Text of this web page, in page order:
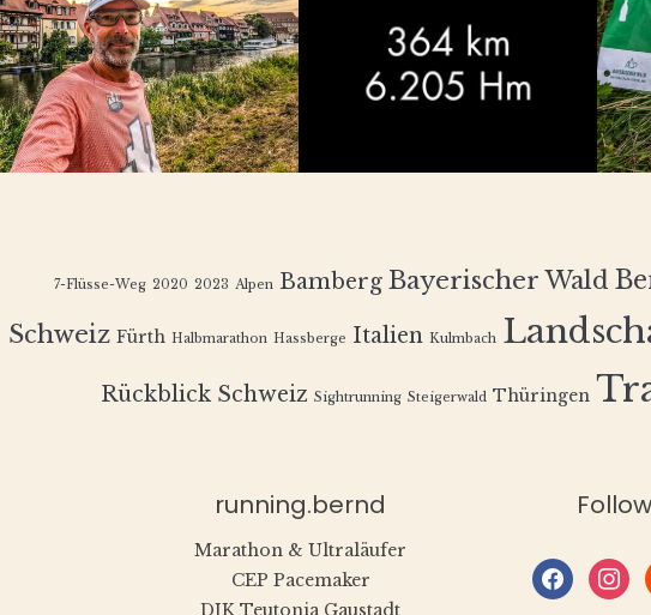
7-Flüsse-Weg 2020 2023 Alpen Bamberg Bayerischer Wald
Schweiz Fürth Halbmarathon Hassberge Italien Kulmbach
Rückblick Schweiz Sightrunning Steigerwald Thüringen
running.bernd
Marathon & Ultraläufer
CEP Pacemaker
DJK Teutonia Gaustadt
facebook